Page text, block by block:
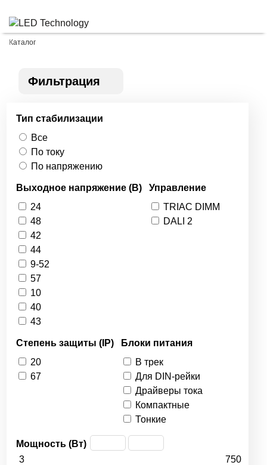
Каталог
Фильтрация
Тип стабилизации
Все
По току
По напряжению
Выходное напряжение (В)
24
48
42
44
9-52
57
10
40
43
Управление
TRIAC DIMM
DALI 2
Степень защиты (IP)
20
67
Блоки питания
В трек
Для DIN-рейки
Драйверы тока
Компактные
Тонкие
Мощность (Вт)
3
750